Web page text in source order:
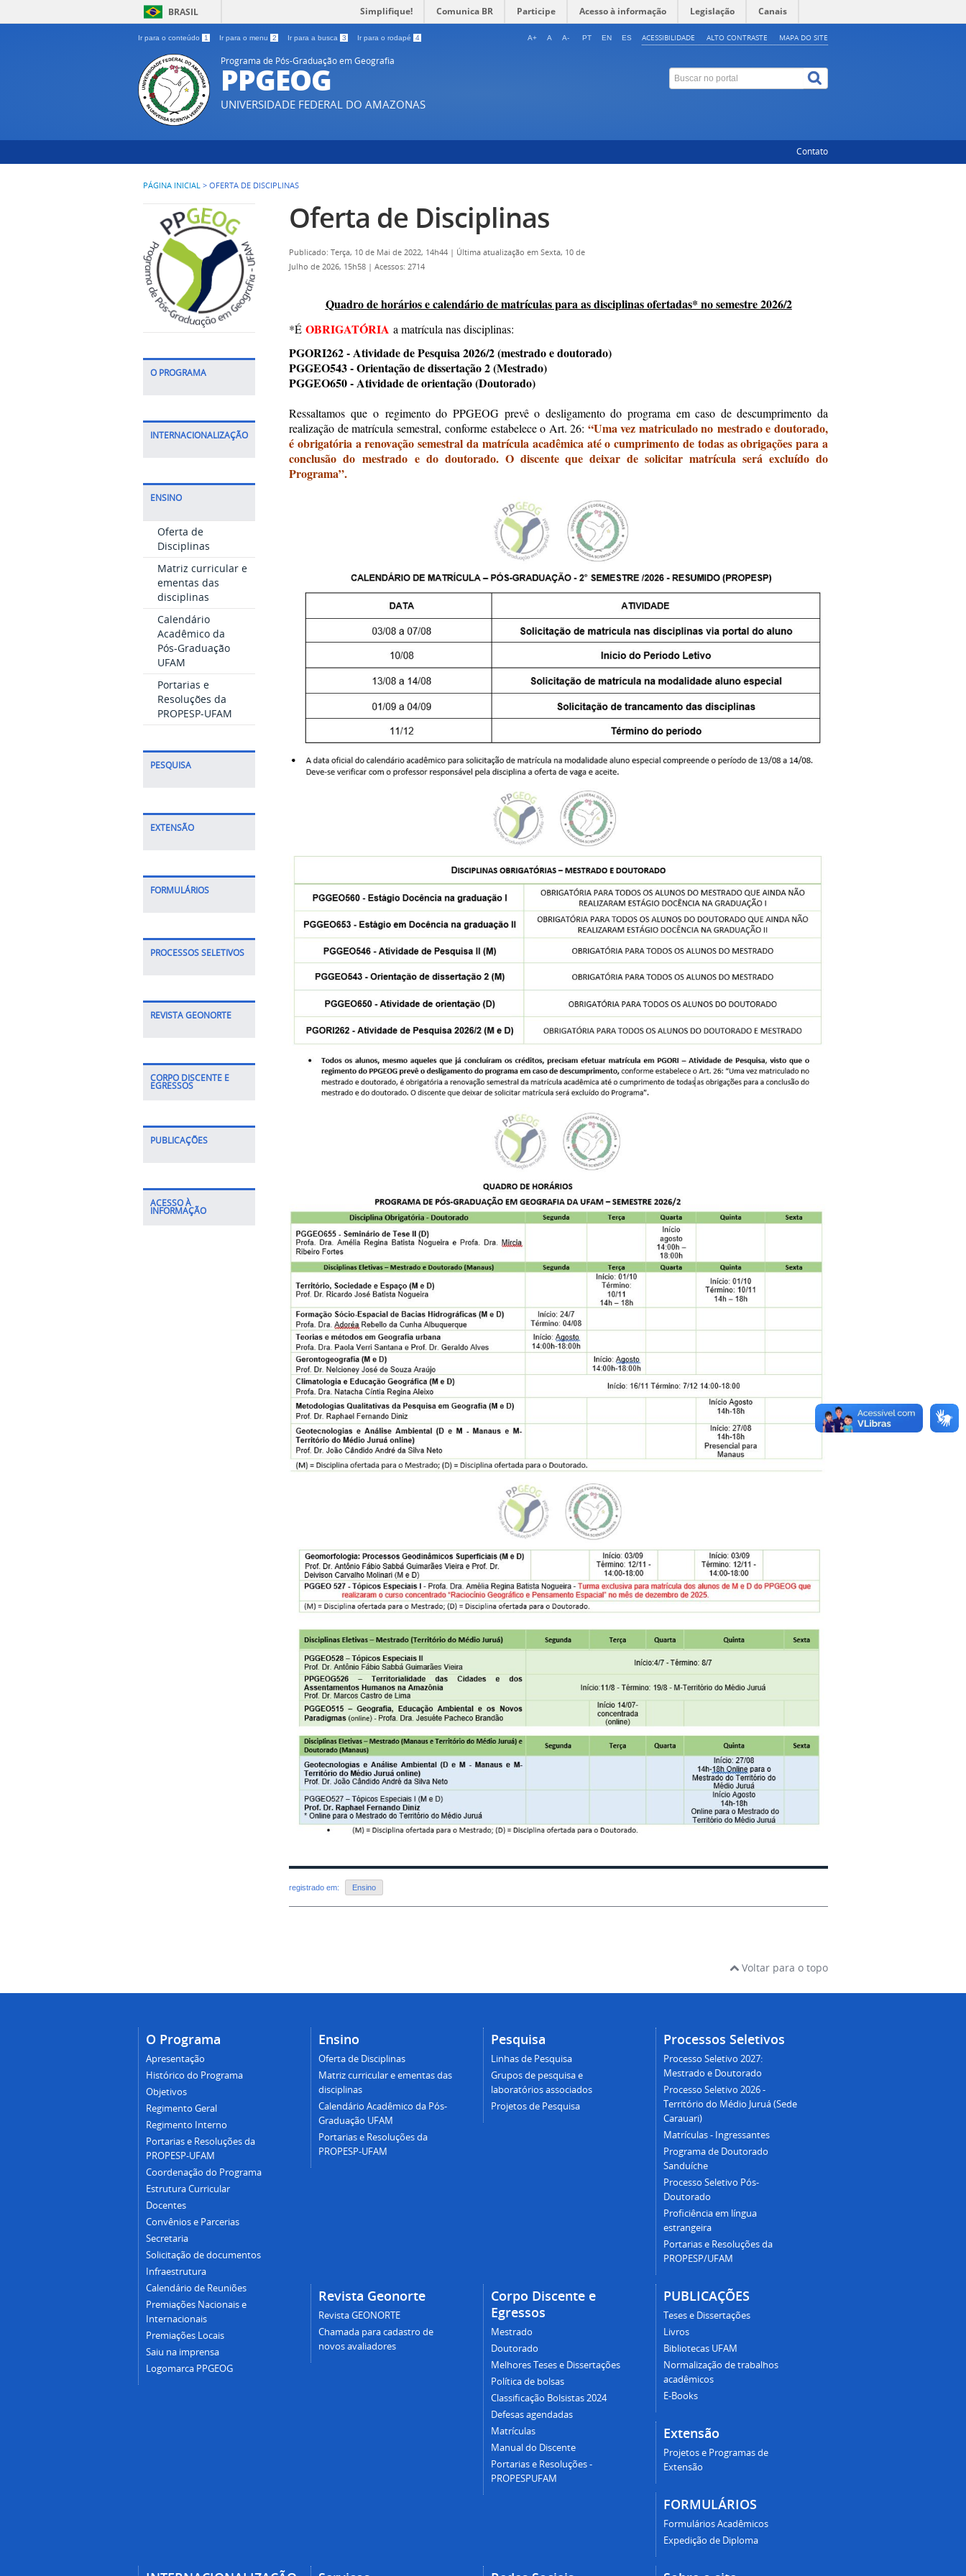
BRASIL Simplifique! Comunica BR Participe Acesso à informação Legislação Canais
Ir para o conteúdo 1 Ir para o menu 2 Ir para a busca 3 Ir para o rodapé 4 ACESSIBILIDADE ALTO CONTRASTE MAPA DO SITE
A+ A A- PT EN ES
Programa de Pós-Graduação em Geografia
PPGEOG
UNIVERSIDADE FEDERAL DO AMAZONAS
Contato
PÁGINA INICIAL > OFERTA DE DISCIPLINAS
O PROGRAMA
INTERNACIONALIZAÇÃO
ENSINO
Oferta de
Disciplinas
Matriz curricular e
ementas das
disciplinas
Calendário
Acadêmico da
Pós-Graduação
UFAM
Portarias e
Resoluções da
PROPESP-UFAM
PESQUISA
EXTENSÃO
FORMULÁRIOS
PROCESSOS SELETIVOS
REVISTA GEONORTE
CORPO DISCENTE E
EGRESSOS
PUBLICAÇÕES
ACESSO À
INFORMAÇÃO
Oferta de Disciplinas
Publicado: Terça, 10 de Mai de 2022, 14h44 | Última atualização em Sexta, 10 de
Julho de 2026, 15h58 | Acessos: 2714
Quadro de horários e calendário de matrículas para as disciplinas ofertadas* no semestre 2026/2
*É OBRIGATÓRIA a matrícula nas disciplinas:
PGORI262 - Atividade de Pesquisa 2026/2 (mestrado e doutorado)
PGGEO543 - Orientação de dissertação 2 (Mestrado)
PGGEO650 - Atividade de orientação (Doutorado)
Ressaltamos que o regimento do PPGEOG prevê o desligamento do programa em caso de descumprimento da
realização de matrícula semestral, conforme estabelece o Art. 26: “Uma vez matriculado no mestrado e doutorado,
é obrigatória a renovação semestral da matrícula acadêmica até o cumprimento de todas as obrigações para a
conclusão do mestrado e do doutorado. O discente que deixar de solicitar matrícula será excluído do
Programa”.
registrado em: Ensino
Voltar para o topo
O Programa
Apresentação
Histórico do Programa
Objetivos
Regimento Geral
Regimento Interno
Portarias e Resoluções da
PROPESP-UFAM
Coordenação do Programa
Estrutura Curricular
Docentes
Convênios e Parcerias
Secretaria
Solicitação de documentos
Infraestrutura
Calendário de Reuniões
Premiações Nacionais e
Internacionais
Premiações Locais
Saiu na imprensa
Logomarca PPGEOG
Ensino
Oferta de Disciplinas
Matriz curricular e ementas das
disciplinas
Calendário Acadêmico da Pós-
Graduação UFAM
Portarias e Resoluções da
PROPESP-UFAM
Pesquisa
Linhas de Pesquisa
Grupos de pesquisa e
laboratórios associados
Projetos de Pesquisa
Processos Seletivos
Processo Seletivo 2027:
Mestrado e Doutorado
Processo Seletivo 2026 -
Território do Médio Juruá (Sede
Carauari)
Matrículas - Ingressantes
Programa de Doutorado
Sanduíche
Processo Seletivo Pós-
Doutorado
Proficiência em língua
estrangeira
Portarias e Resoluções da
PROPESP/UFAM
Revista Geonorte
Revista GEONORTE
Chamada para cadastro de
novos avaliadores
Corpo Discente e
Egressos
Mestrado
Doutorado
Melhores Teses e Dissertações
Política de bolsas
Classificação Bolsistas 2024
Defesas agendadas
Matrículas
Manual do Discente
Portarias e Resoluções -
PROPESPUFAM
PUBLICAÇÕES
Teses e Dissertações
Livros
Bibliotecas UFAM
Normalização de trabalhos
acadêmicos
E-Books
Extensão
Projetos e Programas de
Extensão
FORMULÁRIOS
Formulários Acadêmicos
Expedição de Diploma